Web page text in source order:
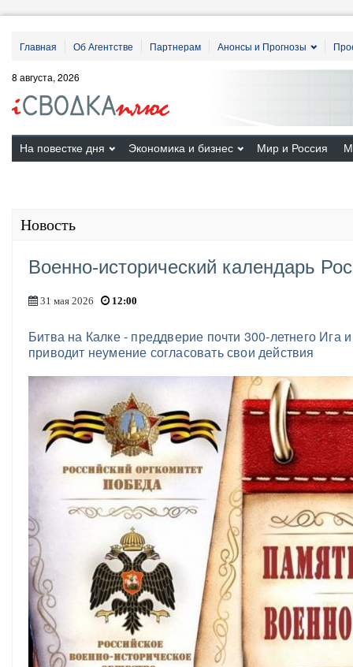
Главная Об Агентстве Партнерам Анонсы и Прогнозы
8 августа, 2026
На повестке дня Экономика и бизнес Мир и Россия
Новость
Военно-исторический календарь
31 мая 2026 12:00
Битва на Калке - преддверие почти 300-летнего Ига
приводит неумение согласовать свои действия